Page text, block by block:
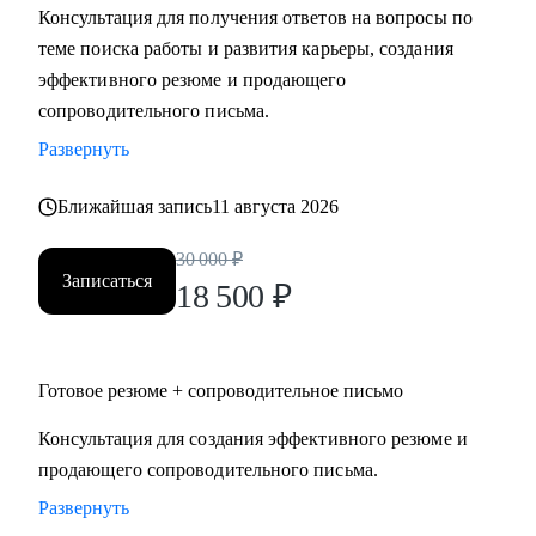
Мидл и топ руководители.
• CEO/Генеральный директор
• Операционный директор/Исполнительный директор
• Коммерческий директор/Директор по продажам
• CFO/ Финансовый директор
• Директор по производству
• ИТ-директор
• Директор по логистике и закупкам
• Директор по стратегическому развитию
Для своих клиентов я — Карьерный доктор, который
поможет «диагностировать и вылечить» проблемы в
области профессионального развития: выявить сильные
уникальность, найти оптимальное и актуальное решение, а
Консультация для получения ответов на вопросы по
теме поиска работы и развития карьеры, создания
эффективного резюме и продающего
сопроводительного письма.
Развернуть
Ближайшая запись11 августа 2026
Записаться
30 000 ₽
18 500 ₽
Готовое резюме + сопроводительное письмо
Консультация для создания эффективного резюме и
продающего сопроводительного письма.
Развернуть